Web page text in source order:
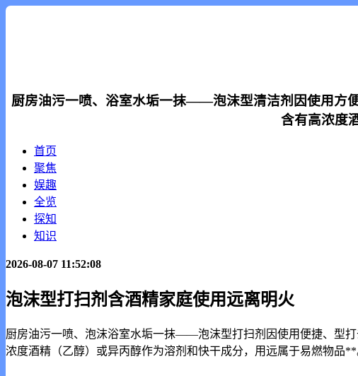
厨房油污一喷、浴室水垢一抹——泡沫型清洁剂因使用方
含有高浓度
首页
聚焦
娱趣
全览
探知
知识
2026-08-07 11:52:08
泡沫型打扫剂含酒精家庭使用远离明火
厨房油污一喷、泡沫浴室水垢一抹——泡沫型打扫剂因使用便捷、型打
浓度酒精（乙醇）或异丙醇作为溶剂和快干成分，用远属于易燃物品